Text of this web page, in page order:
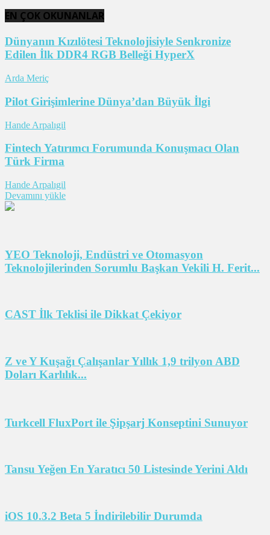
EN ÇOK OKUNANLAR
Dünyanın Kızılötesi Teknolojisiyle Senkronize
Edilen İlk DDR4 RGB Belleği HyperX
Arda Meriç
Pilot Girişimlerine Dünya’dan Büyük İlgi
Hande Arpalıgil
Fintech Yatırımcı Forumunda Konuşmacı Olan
Türk Firma
Hande Arpalıgil
Devamını yükle
YEO Teknoloji, Endüstri ve Otomasyon
Teknolojilerinden Sorumlu Başkan Vekili H. Ferit...
CAST İlk Teklisi ile Dikkat Çekiyor
Z ve Y Kuşağı Çalışanlar Yıllık 1,9 trilyon ABD
Doları Karlılık...
Turkcell FluxPort ile Şipşarj Konseptini Sunuyor
Tansu Yeğen En Yaratıcı 50 Listesinde Yerini Aldı
iOS 10.3.2 Beta 5 İndirilebilir Durumda